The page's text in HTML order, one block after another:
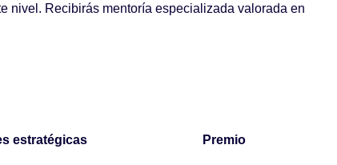
nivel. Recibirás mentoría especializada valorada en
estratégicas Premio